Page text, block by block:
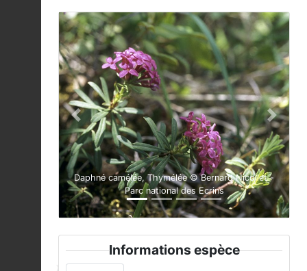
Daphné camélée, Thymélée © Bernard Nicollet -
Parc national des Ecrins
Previous Next
Informations espèce